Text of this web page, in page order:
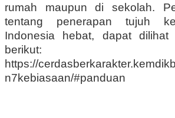
rumah maupun di sekolah.
tentang penerapan tujuh
Indonesia hebat, dapat dilihat
berikut:
https://
n7kebiasaan/#panduan